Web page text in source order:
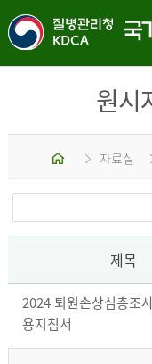
원시
홈 자료실
제목
2024 퇴원손상심층조
용지침서